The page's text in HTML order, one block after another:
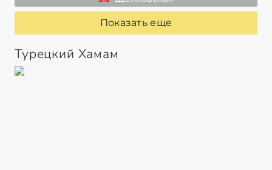
Показать еще
Турецкий Хамам